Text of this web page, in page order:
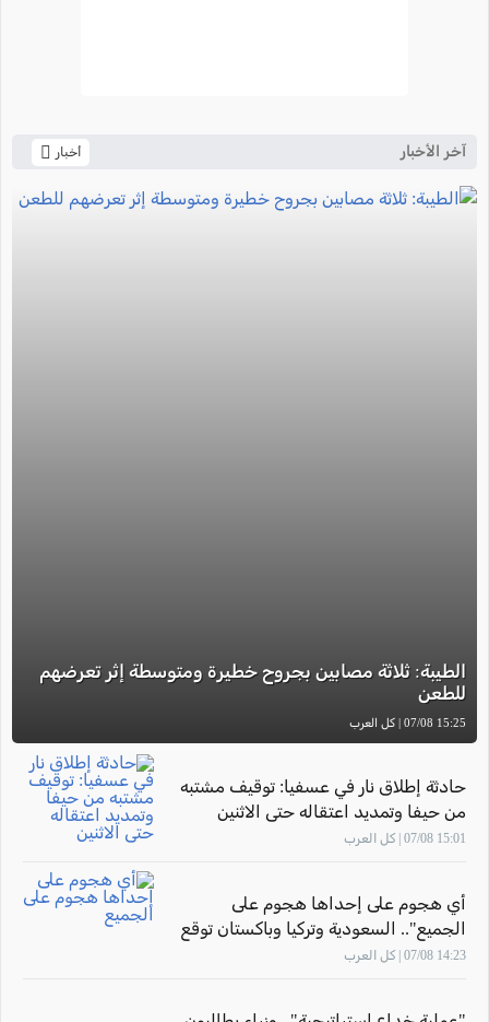
آخر الأخبار أخبار
الطيبة: ثلاثة مصابين بجروح خطيرة ومتوسطة إثر تعرضهم
للطعن
15:25 07/08 | كل العرب
حادثة إطلاق نار في عسفيا: توقيف مشتبه
من حيفا وتمديد اعتقاله حتى الاثنين
15:01 07/08 | كل العرب
أي هجوم على إحداها هجوم على
الجميع".. السعودية وتركيا وباكستان توقع
اتفاقية دفاع مشتركة
14:23 07/08 | كل العرب